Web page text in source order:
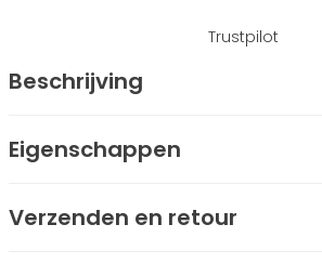
Trustpilot
Beschrijving
een cap van Be:at gemaakt van
Eigenschappen
Merk
be:at
Verzenden en retour